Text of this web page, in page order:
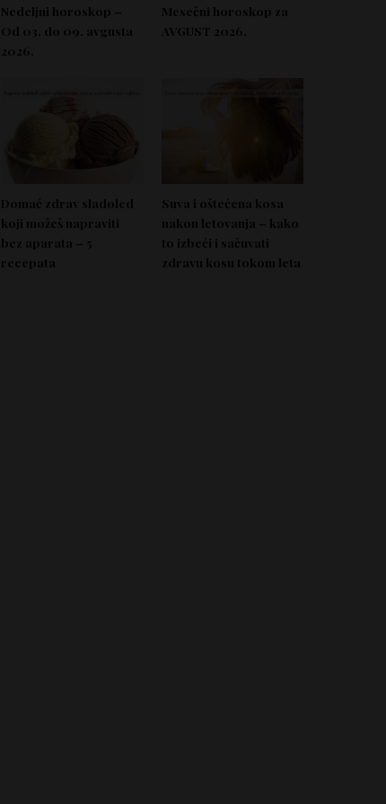
Nedeljni horoskop –
Od 03. do 09. avgusta
2026.
Mesečni horoskop za
AVGUST 2026.
Domać zdrav sladoled
koji možeš napraviti
bez aparata – 5
recepata
Suva i oštećena kosa
nakon letovanja – kako
to izbeći i sačuvati
zdravu kosu tokom leta